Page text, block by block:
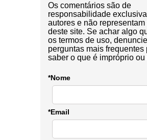
Os comentários são de
responsabilidade
autores e não
deste site. Se achar algo
os termos de uso,
perguntas mais frequentes
saber o que é impróprio ou
*Nome
*Email